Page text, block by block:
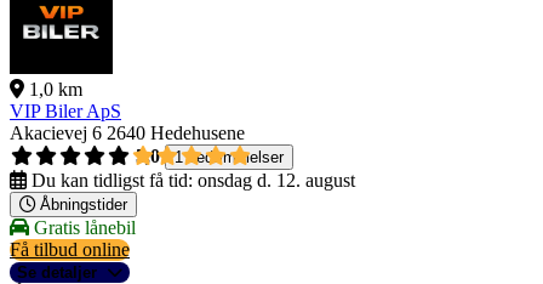
1,0 km
VIP Biler ApS
Akacievej 6 2640 Hedehusene
5,0
1 bedømmelser
Du kan tidligst få tid: onsdag d. 12. august
Åbningstider
Gratis lånebil
Få tilbud online
Se detaljer